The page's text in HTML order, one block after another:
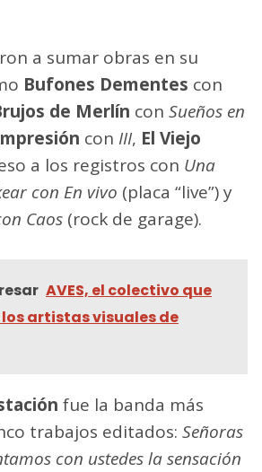
a sumar obras en su
Bufones Dementes con
de Merlín con Sueños en
con III, El Viejo
a los registros con Una
con En vivo (placa “live”) y
Caos (rock de garage).
AVES, el colectivo que
los artistas visuales de
fue la banda más
trabajos editados: Señoras
con ustedes la sensación